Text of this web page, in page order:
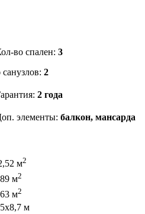
во спален: 3
2
2 года
элементы: балкон, мансарда
м2
м2
м2
м